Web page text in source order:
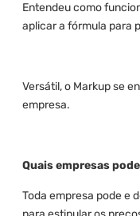
Entendeu como
aplicar a fórmula para
Versátil, o Markup se
empresa.
Quais empresas
Toda empresa pode e